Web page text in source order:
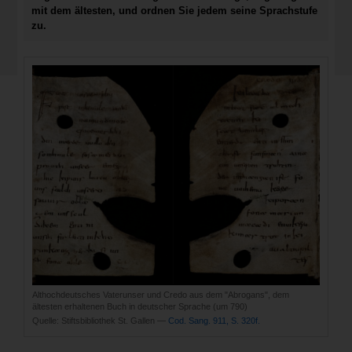
mit dem ältesten, und ordnen Sie jedem seine Sprachstufe
zu.
Althochdeutsches Vaterunser und Credo aus dem "Abrogans", dem
ältesten erhaltenen Buch in deutscher Sprache (um 790)
Quelle: Stiftsbibliothek St. Gallen — Cod. Sang. 911, S. 320f.